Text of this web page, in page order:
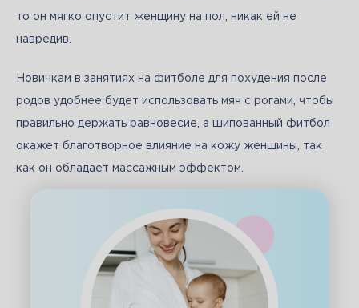
то он мягко опустит женщину на пол, никак ей не
навредив.
Новичкам в занятиях на фитболе для похудения после
родов удобнее будет использовать мяч с рогами, чтобы
правильно держать равновесие, а шипованный фитбол
окажет благотворное влияние на кожу женщины, так
как он обладает массажным эффектом.